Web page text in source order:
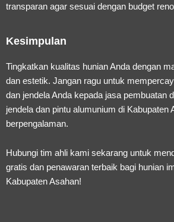
transparan agar sesuai dengan budget
Kesimpulan
Tingkatkan kualitas hunian Anda dengan
dan estetik. Jangan ragu untuk
dan jendela Anda kepada jasa pembuatan
jendela dan pintu alumunium di Kabupaten
berpengalaman.
Hubungi tim ahli kami sekarang untuk
gratis dan penawaran terbaik bagi hunian
Kabupaten Asahan!